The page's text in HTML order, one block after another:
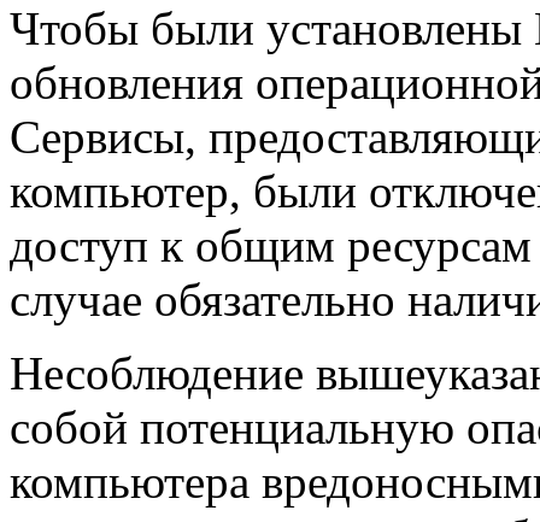
Чтобы были
обновления
Cервисы,
компьютер, были
доступ к общим
случае обязательно
Несоблюдение
собой потенциальную
компьютера